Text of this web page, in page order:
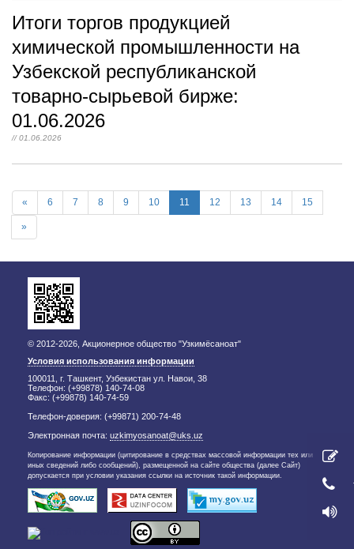
Итоги торгов продукцией
химической промышленности на
Узбекской республиканской
товарно-сырьевой бирже:
01.06.2026
// 01.06.2026
« 6 7 8 9 10 11 12 13 14 15
»
© 2012-2026, Акционерное общество "Узкимёсаноат"
Условия использования информации
100011, г. Ташкент, Узбекистан ул. Навои, 38
Телефон: (+99878) 140-74-08
Факс: (+99878) 140-74-59
Телефон-доверия: (+99871) 200-74-48
Электронная почта: uzkimyosanoat@uks.uz
Копирование информации (цитирование в средствах массовой информации тех или
иных сведений либо сообщений), размещенной на сайте общества (далее Сайт)
допускается при условии указания ссылки на источник такой информации.